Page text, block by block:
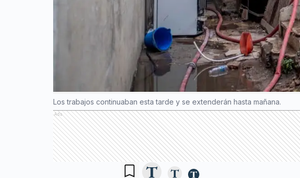
Los trabajos continuaban esta tarde y se extenderán hasta mañana.
Ads